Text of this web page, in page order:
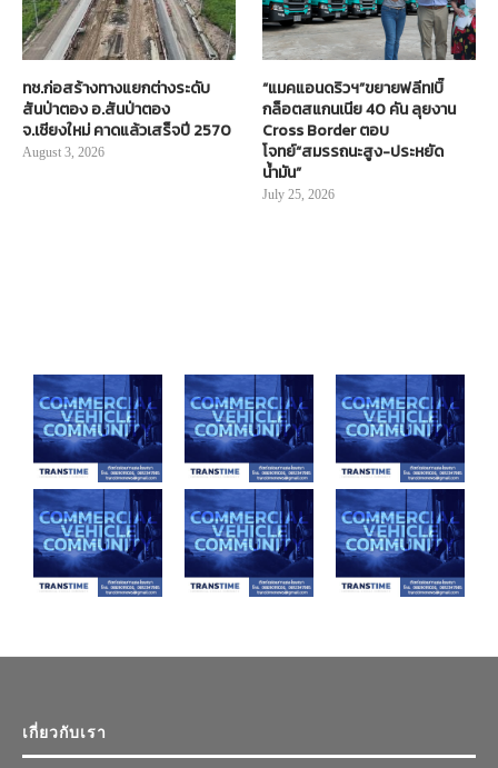
ทช.ก่อสร้างทางแยกต่างระดับ
สันป่าตอง อ.สันป่าตอง
จ.เชียงใหม่ คาดแล้วเสร็จปี 2570
August 3, 2026
“แมคแอนดริวฯ”ขยายฟลีท!บิ๊
กล็อตสแกนเนีย 40 คัน ลุยงาน
Cross Border ตอบ
โจทย์“สมรรถนะสูง-ประหยัด
น้ำมัน”
July 25, 2026
เกี่ยวกับเรา